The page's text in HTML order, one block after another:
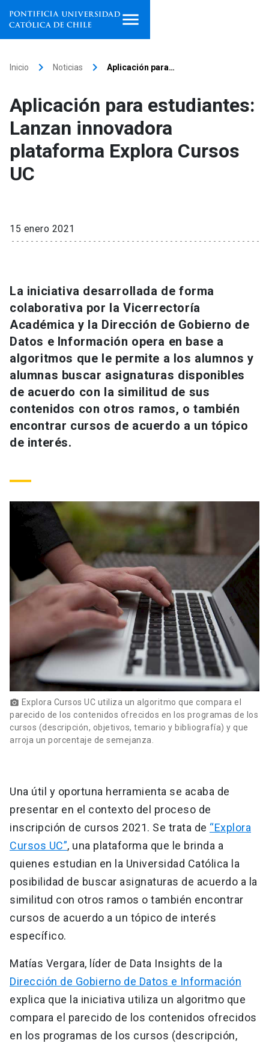
Facultades, escuelas e
institutos
Investigación
Información para keyboard_arrow_down
Futuros estudiantes
Estudiantes
Académicos
Personal
Padres y familia
Vecinos launch
Go to english site launch
ACCESOS DIRECTOS
Admisión launch
Correo UC launch
Medios Biblioteca launch
Donaciones
Inicio keyboard_arrow_right Noticias keyboard_arrow_right Aplicación para…
Aplicación para estudiantes:
Lanzan innovadora
plataforma Explora Cursos
UC
15 enero 2021
La iniciativa desarrollada de forma
colaborativa por la Vicerrectoría
Académica y la Dirección de Gobierno de
Datos e Información opera en base a
algoritmos que le permite a los alumnos y
alumnas buscar asignaturas disponibles
de acuerdo con la similitud de sus
contenidos con otros ramos, o también
encontrar cursos de acuerdo a un tópico
de interés.
photo_camera Explora Cursos UC utiliza un algoritmo que compara el
parecido de los contenidos ofrecidos en los programas de los
cursos (descripción, objetivos, temario y bibliografía) y que
arroja un porcentaje de semejanza.
Una útil y oportuna herramienta se acaba de
presentar en el contexto del proceso de
inscripción de cursos 2021. Se trata de “Explora
Cursos UC”, una plataforma que le brinda a
quienes estudian en la Universidad Católica la
posibilidad de buscar asignaturas de acuerdo a la
similitud con otros ramos o también encontrar
cursos de acuerdo a un tópico de interés
específico.
Matías Vergara, líder de Data Insights de la
Dirección de Gobierno de Datos e Información
explica que la iniciativa utiliza un algoritmo que
compara el parecido de los contenidos ofrecidos
en los programas de los cursos (descripción,